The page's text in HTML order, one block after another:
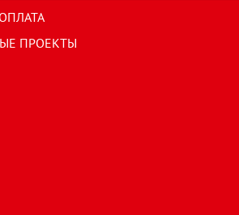
ПРОЕКТЫ